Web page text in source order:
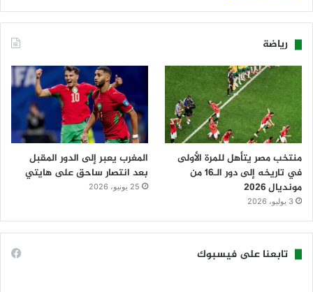
رياضة
منتخب مصر يتأهل للمرة الأولى
في تاريخه إلى دور الـ16 من
مونديال 2026
3 يوليو، 2026
المغرب يعبر إلى الدور المقبل
بعد انتصار ساحق على هايتي
25 يونيو، 2026
تابعنا على فيسبوك